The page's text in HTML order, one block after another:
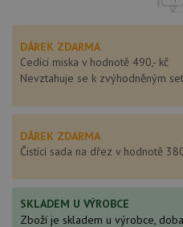
DÁREK ZDARMA
Cedící miska v hodnotě 490,- kč
Nevztahuje se k zvýhodněným
DÁREK ZDARMA
Čistící sada na dřez v hodnotě
SKLADEM U VÝROBCE
Zboží je skladem u výrobce,